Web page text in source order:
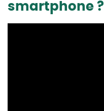
smartphone ?